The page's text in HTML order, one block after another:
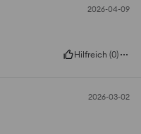
2026-04-09
Hilfreich (0)
2026-03-02